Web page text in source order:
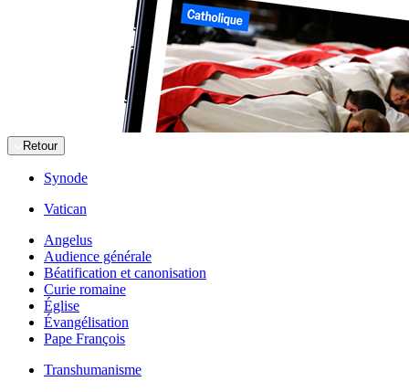
Retour
Synode
Vatican
Angelus
Audience générale
Béatification et canonisation
Curie romaine
Église
Évangélisation
Pape François
Transhumanisme